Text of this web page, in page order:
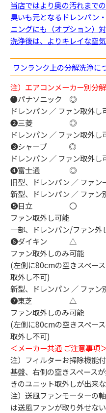
当店ではより奥の汚れまで
臭いも元となるドレンパン
ニングにも（オプション）対
洗浄後は、よりキレイな空
ワンランク上の分解洗浄に
注）エアコンメーカー別分
❶パナソニック ◎
ドレンパン ／ ファン取外し
❷三菱 ◎
ドレンパン ／ ファン取外し
❸シャープ ◎
ドレンパン ／ ファン取外し
❹富士通 ◎
旧型、ドレンパン ／ ファン
新型、ドレンパン ／ ファン
❺日立 〇
ファン取外し可能
一部、ドレンパン/ファン外
❻ダイキン △
ファン取外しのみ可能
(左側に80cmの空きスペー
取外し不可)
新型、ドレンパン ／ ファン
❼東芝 △
ファン取外しのみ可能
(左側に80cmの空きスペー
取外し不可)
＜メーカー共通 ご注意事項
注）フィルターお掃除機能
基盤、右側の空きスペース
きのユニット取外しが出来な
注）送風ファンモーターの
は送風ファンが取り外せな